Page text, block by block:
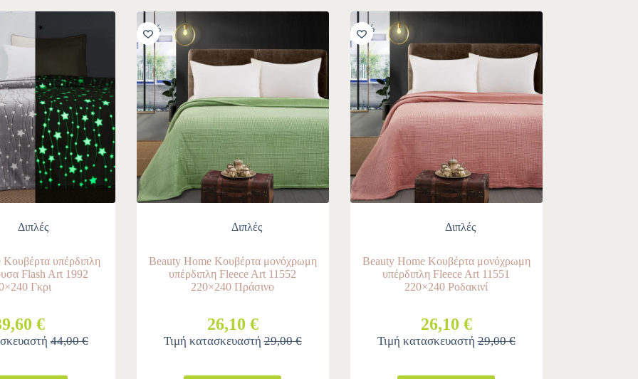
Διπλές
υπέρδιπλη
Flash Art 1992
Γκρι
€
44,00 €
-10%
Διπλές
Beauty Home Κουβέρτα μονόχρωμη
υπέρδιπλη Fleece Art 11552
220×240 Πράσινο
26,10 €
Τιμή κατασκευαστή29,00 €
-10%
Διπλές
Beauty Home Κουβέρτα μονόχρωμη
υπέρδιπλη Fleece Art 11551
220×240 Ροδακινί
26,10 €
Τιμή κατασκευαστή29,00 €